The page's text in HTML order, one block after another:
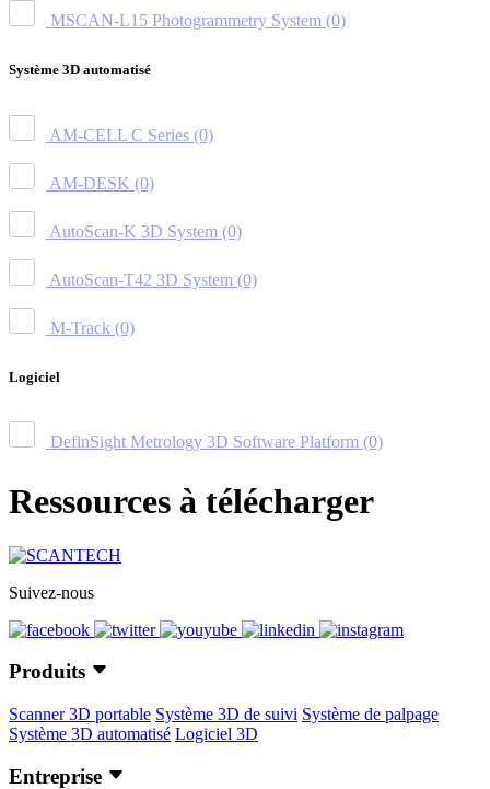
MSCAN-L15 Photogrammetry System (0)
Système 3D automatisé
AM-CELL C Series (0)
AM-DESK (0)
AutoScan-K 3D System (0)
AutoScan-T42 3D System (0)
M-Track (0)
Logiciel
DefinSight Metrology 3D Software Platform (0)
Ressources à télécharger
Suivez-nous
Produits
Scanner 3D portable Système 3D de suivi Système de palpage
Système 3D automatisé Logiciel 3D
Entreprise